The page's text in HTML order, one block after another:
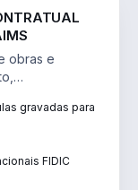
obras e
gravadas para
FIDIC